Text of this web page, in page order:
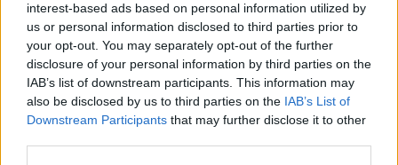
interest-based ads based on personal information utilized by
us or personal information disclosed to third parties prior to
your opt-out. You may separately opt-out of the further
disclosure of your personal information by third parties on the
IAB’s list of downstream participants. This information may
also be disclosed by us to third parties on the IAB’s List of
Downstream Participants that may further disclose it to other
ΑΓΓΕΛΙΕΣ